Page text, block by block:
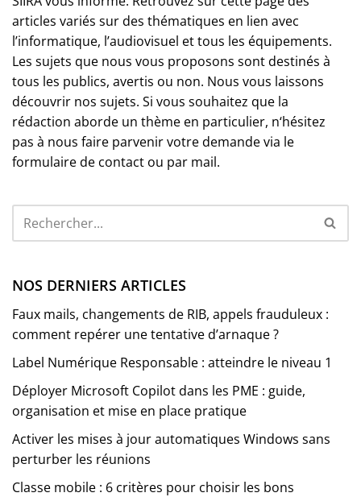
articles variés sur des thématiques en lien avec
l’informatique, l’audiovisuel et tous les équipements.
Les sujets que nous vous proposons sont destinés à
tous les publics, avertis ou non. Nous vous laissons
découvrir nos sujets. Si vous souhaitez que la
rédaction aborde un thème en particulier, n‘hésitez
pas à nous faire parvenir votre demande via le
formulaire de contact ou par mail.
NOS DERNIERS ARTICLES
Faux mails, changements de RIB, appels frauduleux :
comment repérer une tentative d’arnaque ?
Label Numérique Responsable : atteindre le niveau 1
Déployer Microsoft Copilot dans les PME : guide,
organisation et mise en place pratique
Activer les mises à jour automatiques Windows sans
perturber les réunions
Classe mobile : 6 critères pour choisir les bons